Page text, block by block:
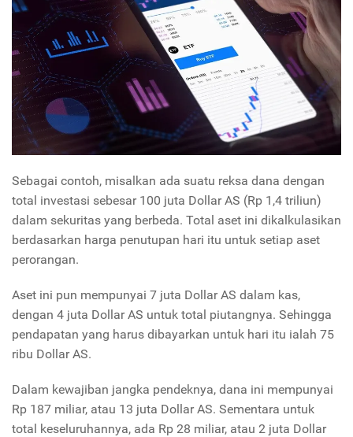
Sebagai contoh, misalkan ada suatu reksa dana dengan
total investasi sebesar 100 juta Dollar AS (Rp 1,4 triliun)
dalam sekuritas yang berbeda. Total aset ini dikalkulasikan
berdasarkan harga penutupan hari itu untuk setiap aset
perorangan.
Aset ini pun mempunyai 7 juta Dollar AS dalam kas,
dengan 4 juta Dollar AS untuk total piutangnya. Sehingga
pendapatan yang harus dibayarkan untuk hari itu ialah 75
ribu Dollar AS.
Dalam kewajiban jangka pendeknya, dana ini mempunyai
Rp 187 miliar, atau 13 juta Dollar AS. Sementara untuk
total keseluruhannya, ada Rp 28 miliar, atau 2 juta Dollar